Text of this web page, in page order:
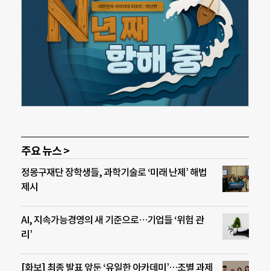
주요 뉴스 >
정몽구재단 장학생들, 과학기술로 ‘미래 난제’ 해법
제시
AI, 지속가능경영의 새 기준으로…기업들 ‘위험 관
리’
[화보] 최종 발표 앞둔 ‘유일한 아카데미’…조별 과제